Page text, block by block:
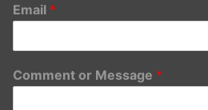
Email *
Comment or Message *